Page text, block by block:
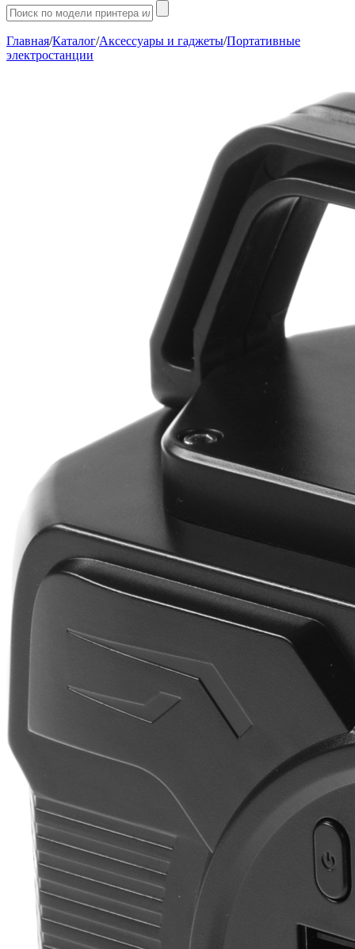
Главная/Каталог/Аксессуары и гаджеты/Портативные
электростанции